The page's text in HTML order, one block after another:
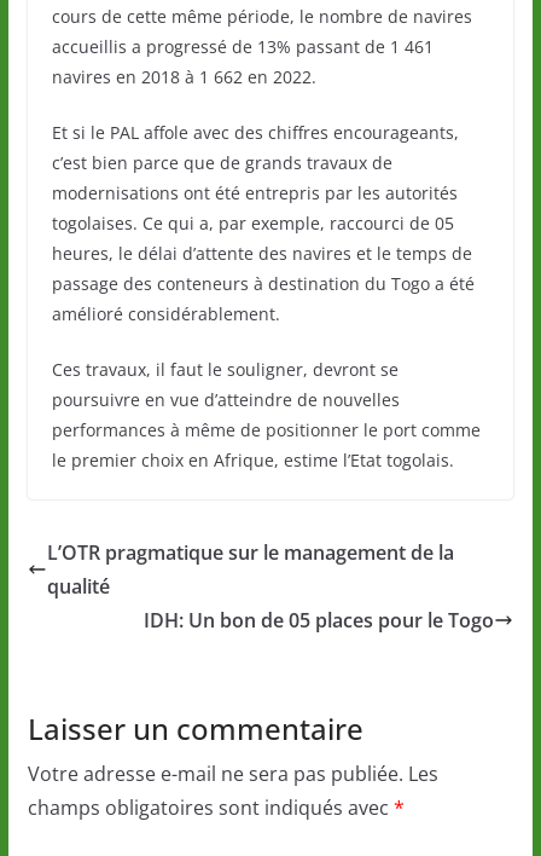
cours de cette même période, le nombre de navires
accueillis a progressé de 13% passant de 1 461
navires en 2018 à 1 662 en 2022.
Et si le PAL affole avec des chiffres encourageants,
c’est bien parce que de grands travaux de
modernisations ont été entrepris par les autorités
togolaises. Ce qui a, par exemple, raccourci de 05
heures, le délai d’attente des navires et le temps de
passage des conteneurs à destination du Togo a été
amélioré considérablement.
Ces travaux, il faut le souligner, devront se
poursuivre en vue d’atteindre de nouvelles
performances à même de positionner le port comme
le premier choix en Afrique, estime l’Etat togolais.
L’OTR pragmatique sur le management de la
qualité
IDH: Un bon de 05 places pour le Togo
Laisser un commentaire
Votre adresse e-mail ne sera pas publiée. Les
champs obligatoires sont indiqués avec *